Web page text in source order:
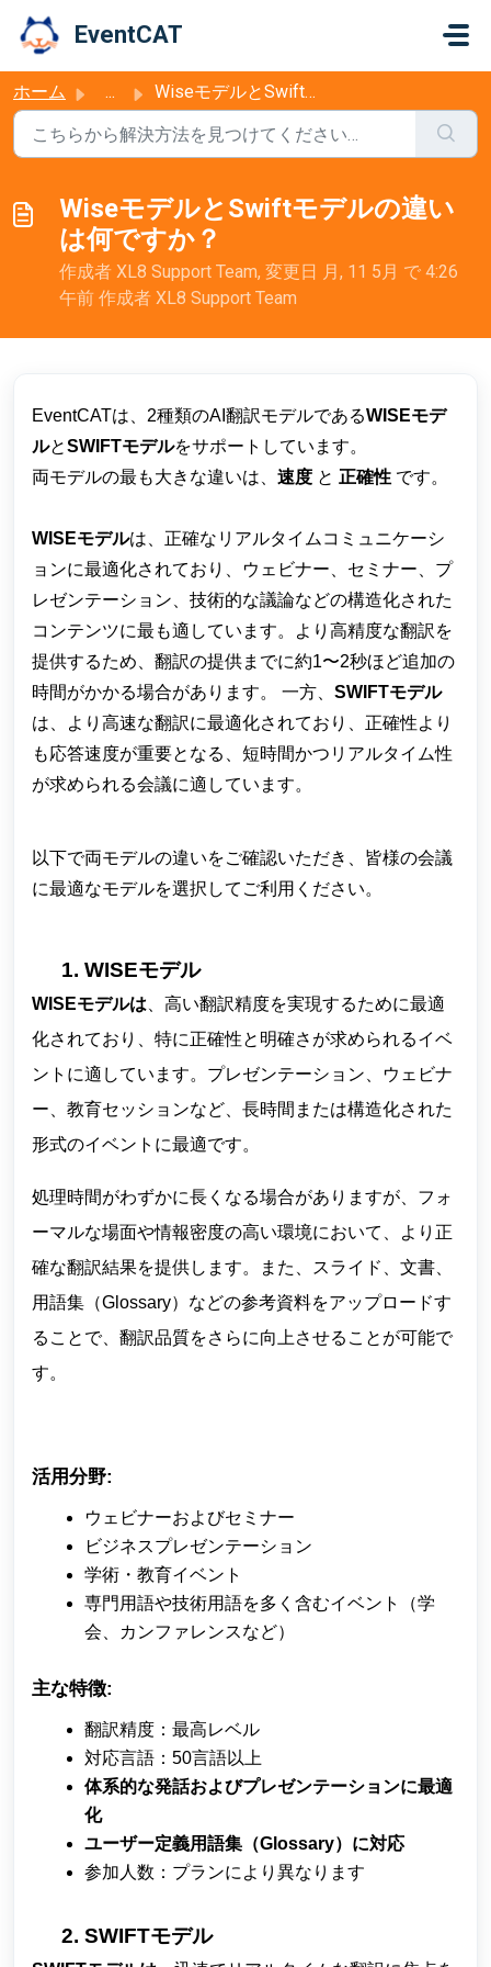
EventCAT
ホーム ... WiseモデルとSwiftモデルの違いは何ですか？
WiseモデルとSwiftモデルの違い
は何ですか？
作成者 XL8 Support Team, 変更日 月, 11 5月 で 4:26
午前 作成者 XL8 Support Team
EventCATは、2種類のAI翻訳モデルであるWISEモデ
ルとSWIFTモデルをサポートしています。
両モデルの最も大きな違いは、 速度 と 正確性 です。
WISEモデルは、正確なリアルタイムコミュニケーシ
ョンに最適化されており、ウェビナー、セミナー、プ
レゼンテーション、技術的な議論などの構造化された
コンテンツに最も適しています。より高精度な翻訳を
提供するため、翻訳の提供までに約1〜2秒ほど追加の
時間がかかる場合があります。 一方、 SWIFTモデル
は、より高速な翻訳に最適化されており、正確性より
も応答速度が重要となる、短時間かつリアルタイム性
が求められる会議に適しています。
以下で両モデルの違いをご確認いただき、皆様の会議
に最適なモデルを選択してご利用ください。
WISEモデル
WISEモデルは 、高い翻訳精度を実現するために最適
化されており、特に正確性と明確さが求められるイベ
ントに適しています。プレゼンテーション、ウェビナ
ー、教育セッションなど、長時間または構造化された
形式のイベントに最適です。
処理時間がわずかに長くなる場合がありますが、フォ
ーマルな場面や情報密度の高い環境において、より正
確な翻訳結果を提供します。また、スライド、文書、
用語集（Glossary）などの参考資料をアップロードす
ることで、翻訳品質をさらに向上させることが可能で
す。
活用分野:
ウェビナーおよびセミナー
ビジネスプレゼンテーション
学術・教育イベント
専門用語や技術用語を多く含むイベント（学
会、カンファレンスなど）
主な特徴:
翻訳精度：最高レベル
対応言語：50言語以上
体系的な発話およびプレゼンテーションに最適
化
ユーザー定義用語集（Glossary）に対応
参加人数：プランにより異なります
SWIFTモデル